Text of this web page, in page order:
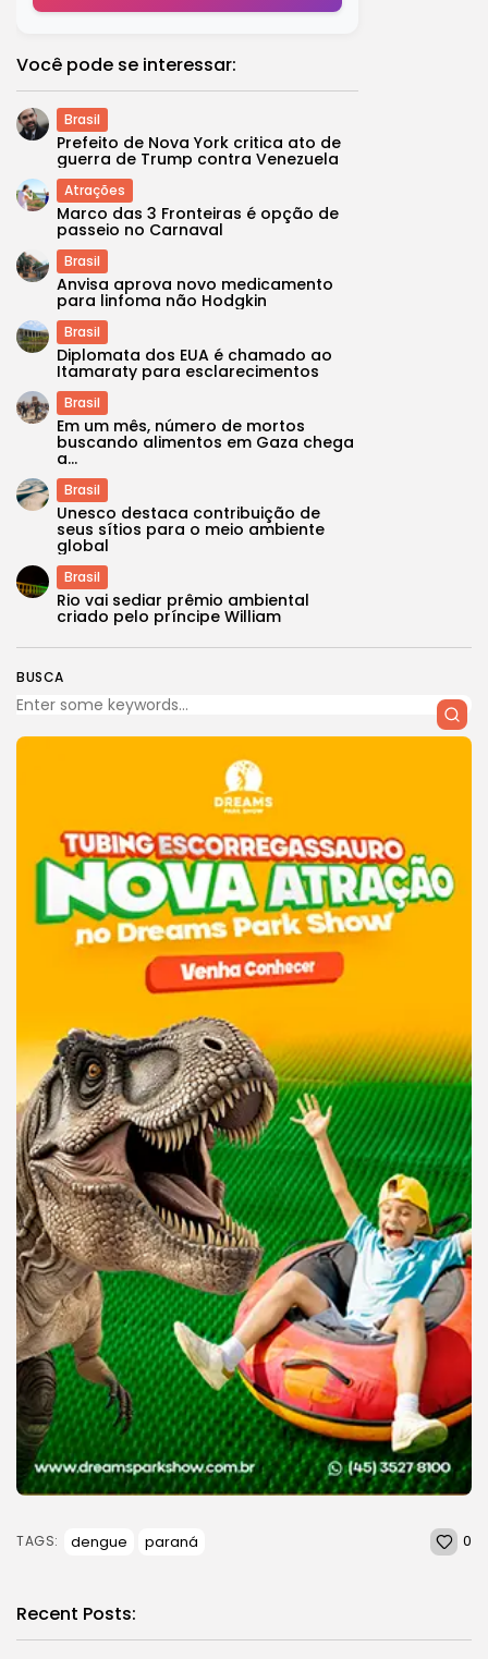
BUSCA
Você pode se interessar:
Brasil
Prefeito de Nova York critica ato de
guerra de Trump contra Venezuela
Atrações
Marco das 3 Fronteiras é opção de
passeio no Carnaval
Brasil
Anvisa aprova novo medicamento
para linfoma não Hodgkin
Brasil
Diplomata dos EUA é chamado ao
Itamaraty para esclarecimentos
Brasil
Em um mês, número de mortos
buscando alimentos em Gaza chega
a...
Brasil
Unesco destaca contribuição de
seus sítios para o meio ambiente
global
Brasil
Rio vai sediar prêmio ambiental
criado pelo príncipe William
TAGS: dengue paraná 0
Recent Posts: